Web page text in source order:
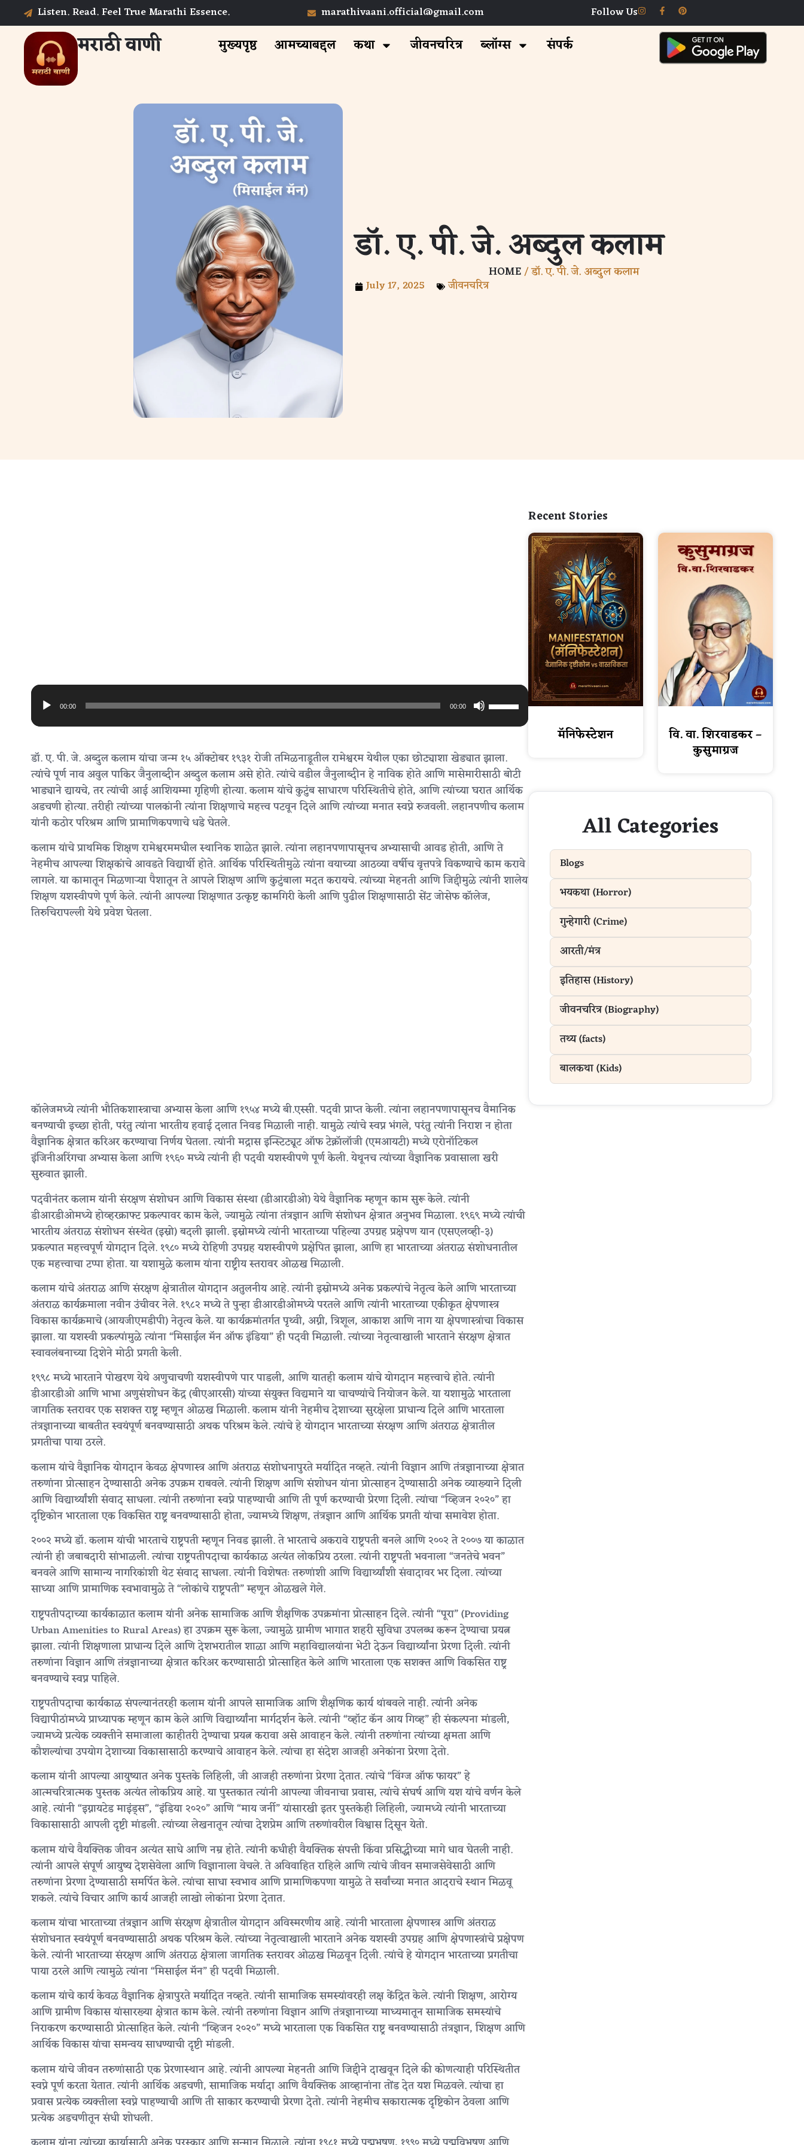
Listen. Read. Feel True Marathi Essence. marathivaani.official@gmail.com Follow Us
मराठी वाणी मुख्यपृष्ठ आमच्याबद्दल कथा जीवनचरित्र ब्लॉग्स संपर्क
डॉ. ए. पी. जे. अब्दुल कलाम
HOME/ डॉ. ए. पी. जे. अब्दुल कलाम
July 17, 2025 जीवनचरित्र
Audio
Player
00:00 00:00
Use
Up/Down
to
increase
or
डॉ. ए. पी. जे. अब्दुल कलाम यांचा जन्म १५ ऑक्टोबर १९३१ रोजी तमिळनाडूतील रामेश्वरम येथील एका छोट्याशा खेड्यात झाला.
त्यांचे पूर्ण नाव अवुल पाकिर जैनुलाब्दीन अब्दुल कलाम असे होते. त्यांचे वडील जैनुलाब्दीन हे नाविक होते आणि मासेमारीसाठी बोटी
भाड्याने द्यायचे, तर त्यांची आई आशियम्मा गृहिणी होत्या. कलाम यांचे कुटुंब साधारण परिस्थितीचे होते, आणि त्यांच्या घरात आर्थिक
अडचणी होत्या. तरीही त्यांच्या पालकांनी त्यांना शिक्षणाचे महत्त्व पटवून दिले आणि त्यांच्या मनात स्वप्ने रुजवली. लहानपणीच कलाम
यांनी कठोर परिश्रम आणि प्रामाणिकपणाचे धडे घेतले.
कलाम यांचे प्राथमिक शिक्षण रामेश्वरममधील स्थानिक शाळेत झाले. त्यांना लहानपणापासूनच अभ्यासाची आवड होती, आणि ते
नेहमीच आपल्या शिक्षकांचे आवडते विद्यार्थी होते. आर्थिक परिस्थितीमुळे त्यांना वयाच्या आठव्या वर्षीच वृत्तपत्रे विकण्याचे काम करावे
लागले. या कामातून मिळणाऱ्या पैशातून ते आपले शिक्षण आणि कुटुंबाला मदत करायचे. त्यांच्या मेहनती आणि जिद्दीमुळे त्यांनी शालेय
शिक्षण यशस्वीपणे पूर्ण केले. त्यांनी आपल्या शिक्षणात उत्कृष्ट कामगिरी केली आणि पुढील शिक्षणासाठी सेंट जोसेफ कॉलेज,
तिरुचिरापल्ली येथे प्रवेश घेतला.
कॉलेजमध्ये त्यांनी भौतिकशास्त्राचा अभ्यास केला आणि १९५४ मध्ये बी.एस्सी. पदवी प्राप्त केली. त्यांना लहानपणापासूनच वैमानिक
बनण्याची इच्छा होती, परंतु त्यांना भारतीय हवाई दलात निवड मिळाली नाही. यामुळे त्यांचे स्वप्न भंगले, परंतु त्यांनी निराश न होता
वैज्ञानिक क्षेत्रात करिअर करण्याचा निर्णय घेतला. त्यांनी मद्रास इन्स्टिट्यूट ऑफ टेक्नॉलॉजी (एमआयटी) मध्ये एरोनॉटिकल
इंजिनीअरिंगचा अभ्यास केला आणि १९६० मध्ये त्यांनी ही पदवी यशस्वीपणे पूर्ण केली. येथूनच त्यांच्या वैज्ञानिक प्रवासाला खरी
सुरुवात झाली.
पदवीनंतर कलाम यांनी संरक्षण संशोधन आणि विकास संस्था (डीआरडीओ) येथे वैज्ञानिक म्हणून काम सुरू केले. त्यांनी
डीआरडीओमध्ये होव्हरक्राफ्ट प्रकल्पावर काम केले, ज्यामुळे त्यांना तंत्रज्ञान आणि संशोधन क्षेत्रात अनुभव मिळाला. १९६९ मध्ये त्यांची
भारतीय अंतराळ संशोधन संस्थेत (इस्रो) बदली झाली. इस्रोमध्ये त्यांनी भारताच्या पहिल्या उपग्रह प्रक्षेपण यान (एसएलव्ही-३)
प्रकल्पात महत्त्वपूर्ण योगदान दिले. १९८० मध्ये रोहिणी उपग्रह यशस्वीपणे प्रक्षेपित झाला, आणि हा भारताच्या अंतराळ संशोधनातील
एक महत्त्वाचा टप्पा होता. या यशामुळे कलाम यांना राष्ट्रीय स्तरावर ओळख मिळाली.
कलाम यांचे अंतराळ आणि संरक्षण क्षेत्रातील योगदान अतुलनीय आहे. त्यांनी इस्रोमध्ये अनेक प्रकल्पांचे नेतृत्व केले आणि भारताच्या
अंतराळ कार्यक्रमाला नवीन उंचीवर नेले. १९८२ मध्ये ते पुन्हा डीआरडीओमध्ये परतले आणि त्यांनी भारताच्या एकीकृत क्षेपणास्त्र
विकास कार्यक्रमाचे (आयजीएमडीपी) नेतृत्व केले. या कार्यक्रमांतर्गत पृथ्वी, अग्नी, त्रिशूल, आकाश आणि नाग या क्षेपणास्त्रांचा विकास
झाला. या यशस्वी प्रकल्पांमुळे त्यांना “मिसाईल मॅन ऑफ इंडिया” ही पदवी मिळाली. त्यांच्या नेतृत्वाखाली भारताने संरक्षण क्षेत्रात
स्वावलंबनाच्या दिशेने मोठी प्रगती केली.
१९९८ मध्ये भारताने पोखरण येथे अणुचाचणी यशस्वीपणे पार पाडली, आणि यातही कलाम यांचे योगदान महत्त्वाचे होते. त्यांनी
डीआरडीओ आणि भाभा अणुसंशोधन केंद्र (बीएआरसी) यांच्या संयुक्त विद्यमाने या चाचण्यांचे नियोजन केले. या यशामुळे भारताला
जागतिक स्तरावर एक सशक्त राष्ट्र म्हणून ओळख मिळाली. कलाम यांनी नेहमीच देशाच्या सुरक्षेला प्राधान्य दिले आणि भारताला
तंत्रज्ञानाच्या बाबतीत स्वयंपूर्ण बनवण्यासाठी अथक परिश्रम केले. त्यांचे हे योगदान भारताच्या संरक्षण आणि अंतराळ क्षेत्रातील
प्रगतीचा पाया ठरले.
कलाम यांचे वैज्ञानिक योगदान केवळ क्षेपणास्त्र आणि अंतराळ संशोधनापुरते मर्यादित नव्हते. त्यांनी विज्ञान आणि तंत्रज्ञानाच्या क्षेत्रात
तरुणांना प्रोत्साहन देण्यासाठी अनेक उपक्रम राबवले. त्यांनी शिक्षण आणि संशोधन यांना प्रोत्साहन देण्यासाठी अनेक व्याख्याने दिली
आणि विद्यार्थ्यांशी संवाद साधला. त्यांनी तरुणांना स्वप्ने पाहण्याची आणि ती पूर्ण करण्याची प्रेरणा दिली. त्यांचा “व्हिजन २०२०” हा
दृष्टिकोन भारताला एक विकसित राष्ट्र बनवण्यासाठी होता, ज्यामध्ये शिक्षण, तंत्रज्ञान आणि आर्थिक प्रगती यांचा समावेश होता.
२००२ मध्ये डॉ. कलाम यांची भारताचे राष्ट्रपती म्हणून निवड झाली. ते भारताचे अकरावे राष्ट्रपती बनले आणि २००२ ते २००७ या काळात
त्यांनी ही जबाबदारी सांभाळली. त्यांचा राष्ट्रपतीपदाचा कार्यकाळ अत्यंत लोकप्रिय ठरला. त्यांनी राष्ट्रपती भवनाला “जनतेचे भवन”
बनवले आणि सामान्य नागरिकांशी थेट संवाद साधला. त्यांनी विशेषतः तरुणांशी आणि विद्यार्थ्यांशी संवादावर भर दिला. त्यांच्या
साध्या आणि प्रामाणिक स्वभावामुळे ते “लोकांचे राष्ट्रपती” म्हणून ओळखले गेले.
राष्ट्रपतीपदाच्या कार्यकाळात कलाम यांनी अनेक सामाजिक आणि शैक्षणिक उपक्रमांना प्रोत्साहन दिले. त्यांनी “पूरा” (Providing
Urban Amenities to Rural Areas) हा उपक्रम सुरू केला, ज्यामुळे ग्रामीण भागात शहरी सुविधा उपलब्ध करून देण्याचा प्रयत्न
झाला. त्यांनी शिक्षणाला प्राधान्य दिले आणि देशभरातील शाळा आणि महाविद्यालयांना भेटी देऊन विद्यार्थ्यांना प्रेरणा दिली. त्यांनी
तरुणांना विज्ञान आणि तंत्रज्ञानाच्या क्षेत्रात करिअर करण्यासाठी प्रोत्साहित केले आणि भारताला एक सशक्त आणि विकसित राष्ट्र
बनवण्याचे स्वप्न पाहिले.
राष्ट्रपतीपदाचा कार्यकाळ संपल्यानंतरही कलाम यांनी आपले सामाजिक आणि शैक्षणिक कार्य थांबवले नाही. त्यांनी अनेक
विद्यापीठांमध्ये प्राध्यापक म्हणून काम केले आणि विद्यार्थ्यांना मार्गदर्शन केले. त्यांनी “व्हॉट कॅन आय गिव्ह” ही संकल्पना मांडली,
ज्यामध्ये प्रत्येक व्यक्तीने समाजाला काहीतरी देण्याचा प्रयत्न करावा असे आवाहन केले. त्यांनी तरुणांना त्यांच्या क्षमता आणि
कौशल्यांचा उपयोग देशाच्या विकासासाठी करण्याचे आवाहन केले. त्यांचा हा संदेश आजही अनेकांना प्रेरणा देतो.
कलाम यांनी आपल्या आयुष्यात अनेक पुस्तके लिहिली, जी आजही तरुणांना प्रेरणा देतात. त्यांचे “विंग्ज ऑफ फायर” हे
आत्मचरित्रात्मक पुस्तक अत्यंत लोकप्रिय आहे. या पुस्तकात त्यांनी आपल्या जीवनाचा प्रवास, त्यांचे संघर्ष आणि यश यांचे वर्णन केले
आहे. त्यांनी “इग्नायटेड माइंड्स”, “इंडिया २०२०” आणि “माय जर्नी” यांसारखी इतर पुस्तकेही लिहिली, ज्यामध्ये त्यांनी भारताच्या
विकासासाठी आपली दृष्टी मांडली. त्यांच्या लेखनातून त्यांचा देशप्रेम आणि तरुणांवरील विश्वास दिसून येतो.
कलाम यांचे वैयक्तिक जीवन अत्यंत साधे आणि नम्र होते. त्यांनी कधीही वैयक्तिक संपत्ती किंवा प्रसिद्धीच्या मागे धाव घेतली नाही.
त्यांनी आपले संपूर्ण आयुष्य देशसेवेला आणि विज्ञानाला वेचले. ते अविवाहित राहिले आणि त्यांचे जीवन समाजसेवेसाठी आणि
तरुणांना प्रेरणा देण्यासाठी समर्पित केले. त्यांचा साधा स्वभाव आणि प्रामाणिकपणा यामुळे ते सर्वांच्या मनात आदराचे स्थान मिळवू
शकले. त्यांचे विचार आणि कार्य आजही लाखो लोकांना प्रेरणा देतात.
कलाम यांचा भारताच्या तंत्रज्ञान आणि संरक्षण क्षेत्रातील योगदान अविस्मरणीय आहे. त्यांनी भारताला क्षेपणास्त्र आणि अंतराळ
संशोधनात स्वयंपूर्ण बनवण्यासाठी अथक परिश्रम केले. त्यांच्या नेतृत्वाखाली भारताने अनेक यशस्वी उपग्रह आणि क्षेपणास्त्रांचे प्रक्षेपण
केले. त्यांनी भारताच्या संरक्षण आणि अंतराळ क्षेत्राला जागतिक स्तरावर ओळख मिळवून दिली. त्यांचे हे योगदान भारताच्या प्रगतीचा
पाया ठरले आणि त्यामुळे त्यांना “मिसाईल मॅन” ही पदवी मिळाली.
कलाम यांचे कार्य केवळ वैज्ञानिक क्षेत्रापुरते मर्यादित नव्हते. त्यांनी सामाजिक समस्यांवरही लक्ष केंद्रित केले. त्यांनी शिक्षण, आरोग्य
आणि ग्रामीण विकास यांसारख्या क्षेत्रात काम केले. त्यांनी तरुणांना विज्ञान आणि तंत्रज्ञानाच्या माध्यमातून सामाजिक समस्यांचे
निराकरण करण्यासाठी प्रोत्साहित केले. त्यांनी “व्हिजन २०२०” मध्ये भारताला एक विकसित राष्ट्र बनवण्यासाठी तंत्रज्ञान, शिक्षण आणि
आर्थिक विकास यांचा समन्वय साधण्याची दृष्टी मांडली.
कलाम यांचे जीवन तरुणांसाठी एक प्रेरणास्थान आहे. त्यांनी आपल्या मेहनती आणि जिद्दीने दाखवून दिले की कोणत्याही परिस्थितीत
स्वप्ने पूर्ण करता येतात. त्यांनी आर्थिक अडचणी, सामाजिक मर्यादा आणि वैयक्तिक आव्हानांना तोंड देत यश मिळवले. त्यांचा हा
प्रवास प्रत्येक व्यक्तीला स्वप्ने पाहण्याची आणि ती साकार करण्याची प्रेरणा देतो. त्यांनी नेहमीच सकारात्मक दृष्टिकोन ठेवला आणि
प्रत्येक अडचणीतून संधी शोधली.
Recent Stories
मॅनिफेस्टेशन वि. वा. शिरवाडकर –
कुसुमाग्रज
All Categories
Blogs
भयकथा (Horror)
गुन्हेगारी (Crime)
आरती/मंत्र
इतिहास (History)
जीवनचरित्र (Biography)
तथ्य (facts)
बालकथा (Kids)